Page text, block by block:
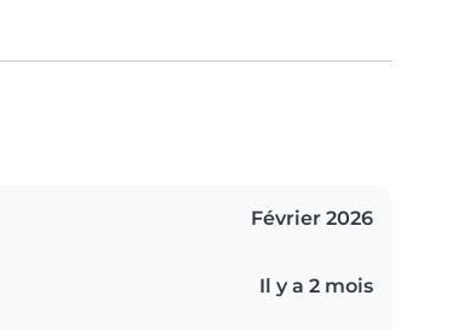
Février 2026
Il y a 2 mois